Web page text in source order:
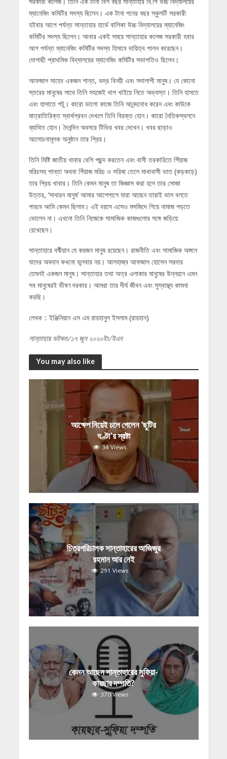
ম্যানেজিং কমিটির সদস্য ছিলেন। এক টানা পনের বছর স্কুলটি সরকারী
হইবার আগে পর্যন্ত সান্তাহার হার্ভে বালিকা উচ্চ বিদ্যালয়ের ম্যানেজিং
কমিটির সদস্য ছিলেন। আবার একই সময়ে সান্তাহার কলেজ সরকারী হবার
আগ পর্যন্ত ম্যানেজিং কমিটির সদস্য হিসাবে দায়িত্ব পালন করেছেন।
দোগাছী প্রাথমিক বিদ্যালয়ের ম্যানেজিং কমিটির সভাপতিও ছিলেন।
আফজাল সাহেব একজন শান্ত, ভদ্র বিনয়ী এবং সদালাপী মানুষ। যে কোনো
স্তরের মানুষের সাথে তিনি সহজেই খাপ খাইয়ে নিতে অভ্যস্ত। তিনি হাসতে
এবং হাসাতে পটু। কারো ভালো কাজে তিনি আনন্দবোধ করেন এবং কাউকে
মাত্রাতিরিক্ত স্বার্থপ্রবন দেখলে তিনি বিরক্ত হোন। কারো নৈতিকস্থলনে
ব্যাথিত হোন। দৈনন্দিন অবসরে টিভির খবর দেখেন। খবর ছাড়াও
আলোচনামূলক অনুষ্ঠান তার প্রিয়।
তিনি মিষ্টি জাতীয় খাবার বেশি পছন্দ করতেন এবং বাসী তরকারিতে পিঁয়াজ
মরিচসহ পান্তা অথবা পিঁয়াজ মরিচ ও সরিষা তেলে মাখাবাসী ভাত (কড়কড়ে)
তার প্রিয় খাবার। তিনি কেমন মানুষ তা জিজ্ঞাস করা হলে তার সোজা
উত্তর, ‘সাধারন মানুষ’ আমার আশেপাশে যারা আছেন তারাই ভাল বলতে
পারবে আমি কেমন ছিলাম। এই বয়সে এসেও মসজিদে গিয়ে নামাজ পড়তে
ভোলেন না। এখনো তিনি নিজেকে সামাজিক কাজগুলোর সঙ্গে জড়িয়ে
রেখেছেন।
সান্তাহারে বর্ষীয়ান যে কয়জন মানুষ রয়েছেন। রাজনীতি এবং সামাজিক অঙ্গনে
যাদের অবদান কখনো ভুলবার নয়। আলহাজ্ব আফজাল হোসেন সরদার
তেমনই একজন মানুষ। সান্তাহার তথা অত্র এলাকার মানুষের উন্নয়নে এমন
সব মানুষেরই ভীষণ দরকার। আমরা তার দীর্ঘ জীবন এবং সুস্বাস্থ্য কামনা
করছি।
লেখক :: ইঞ্জিনিয়ান এস এম রায়হানুল ইসলাম (রায়হান)
সান্তাহার ডটকম/১৭ জুন ২০২০ইং/ইএন
You may also like
আক্ষেপ নিয়েই চলে গেলেন ‘ছুটির
ঘণ্টা’র স্রষ্টা
34 Views
চিত্রপরিচালক সান্তাহারের আজিজুর
রহমান আর নেই
291 Views
কেমন আছেন সান্তাহারের সুফিয়া-
কায়ছার দম্পতি?
370 Views